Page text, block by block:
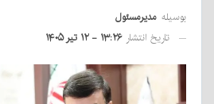
بوسیله مدیرمسئول
تاریخ انتشار ۱۳:۲۶ - ۱۲ تیر ۱۴۰۵